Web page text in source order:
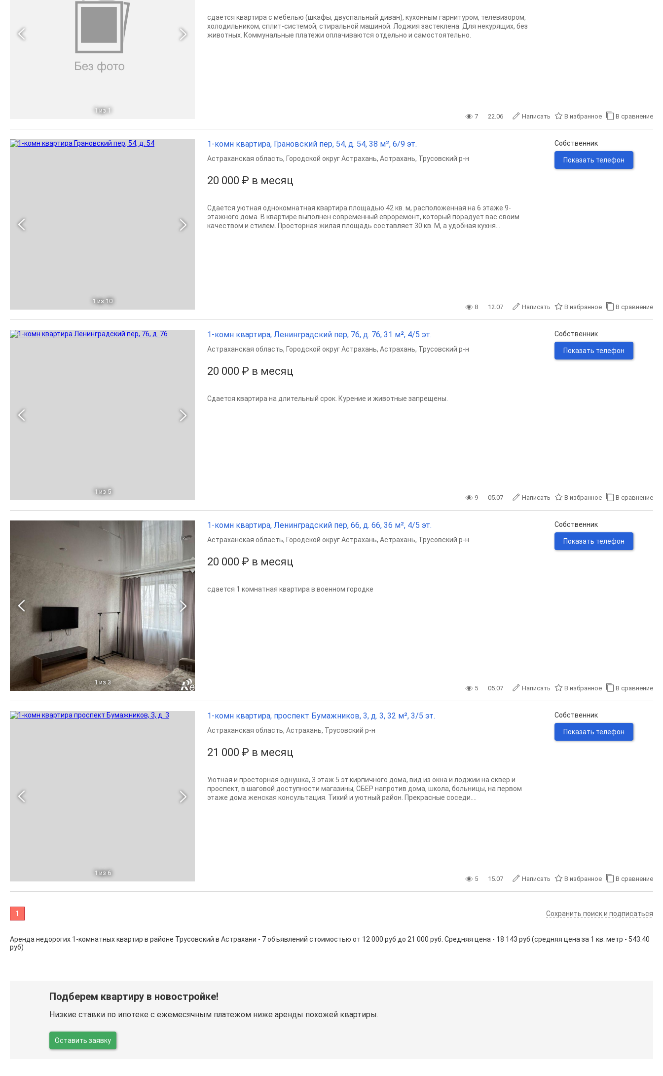
1 из 1
сдается квартира с мебелью (шкафы, двуспальный диван), кухонным гарнитуром, телевизором,
холодильником, сплит-системой, стиральной машиной. Лоджия застеклена. Для некурящих, без
животных. Коммунальные платежи оплачиваются отдельно и самостоятельно.
7 22.06 Написать В избранное В сравнение
1 из 10
1-комн квартира, Грановский пер, 54, д. 54, 38 м², 6/9 эт.
20 000 ₽ в месяц
Астраханская область, Городской округ Астрахань, Астрахань, Трусовский р-н
Сдается уютная однокомнатная квартира площадью 42 кв. м, расположенная на 6 этаже 9-
этажного дома. В квартире выполнен современный евроремонт, который порадует вас своим
качеством и стилем. Просторная жилая площадь составляет 30 кв. М, а удобная кухня...
Собственник
Показать телефон
8 12.07 Написать В избранное В сравнение
1 из 5
1-комн квартира, Ленинградский пер, 76, д. 76, 31 м², 4/5 эт.
20 000 ₽ в месяц
Астраханская область, Городской округ Астрахань, Астрахань, Трусовский р-н
Сдается квартира на длительный срок. Курение и животные запрещены.
Собственник
Показать телефон
9 05.07 Написать В избранное В сравнение
1 из 3
1-комн квартира, Ленинградский пер, 66, д. 66, 36 м², 4/5 эт.
20 000 ₽ в месяц
Астраханская область, Городской округ Астрахань, Астрахань, Трусовский р-н
сдается 1 комнатная квартира в военном городке
Собственник
Показать телефон
5 05.07 Написать В избранное В сравнение
1 из 6
1-комн квартира, проспект Бумажников, 3, д. 3, 32 м², 3/5 эт.
21 000 ₽ в месяц
Астраханская область, Астрахань, Трусовский р-н
Уютная и просторная однушка, 3 этаж 5 эт.кирпичного дома, вид из окна и лоджии на сквер и
проспект, в шаговой доступности магазины, СБЕР напротив дома, школа, больницы, на первом
этаже дома женская консультация. Тихий и уютный район. Прекрасные соседи....
Собственник
Показать телефон
5 15.07 Написать В избранное В сравнение
1 Сохранить поиск и подписаться
Аренда недорогих 1-комнатных квартир в районе Трусовский в Астрахани - 7 объявлений стоимостью от 12 000 руб до 21 000 руб. Средняя цена - 18 143 руб (средняя цена за 1 кв. метр - 543.40
руб)
Подберем квартиру в новостройке!
Низкие ставки по ипотеке с ежемесячным платежом ниже аренды похожей квартиры.
Оставить заявку